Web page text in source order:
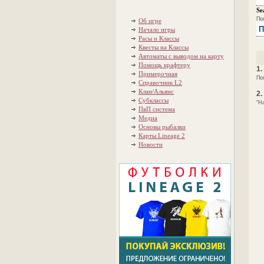
Об игре
Начало игры
Расы и Классы
Квесты на Классы
Автоматы с выводом на карту
Помощь крафтеру
Примерочная
Справочник L2
Клан/Альянс
Субклассы
ПвП система
Медиа
Основы рыбалки
Карты Lineage 2
Новости
1.
2.